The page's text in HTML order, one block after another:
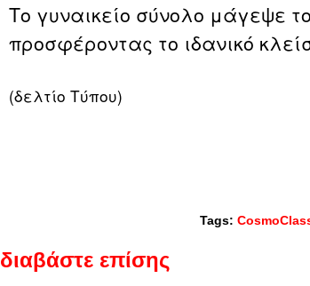
Το γυναικείο σύνολο μάγεψε
προσφέροντας το ιδανικό
(δελτίο Τύπου)
Tags:
διαβάστε επίσης